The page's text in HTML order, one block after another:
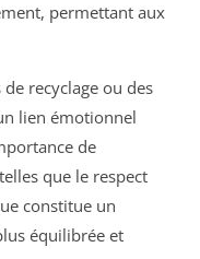
permettant aux
recyclage ou des
lien émotionnel
de
que le respect
constitue un
équilibrée et